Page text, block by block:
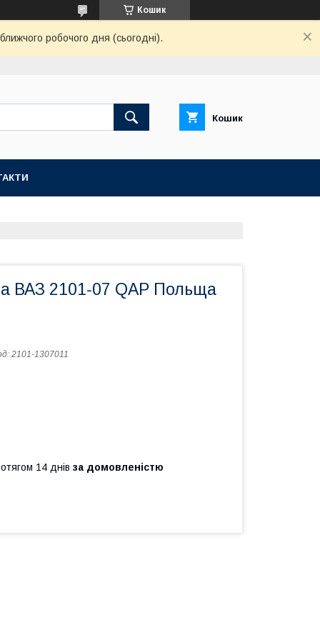
Кошик
робочого дня (сьогодні).
Кошик
ВАЗ 2101-07 QAP Польща
2101-1307011
14 днів за домовленістю